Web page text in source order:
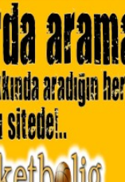
VRESKALA